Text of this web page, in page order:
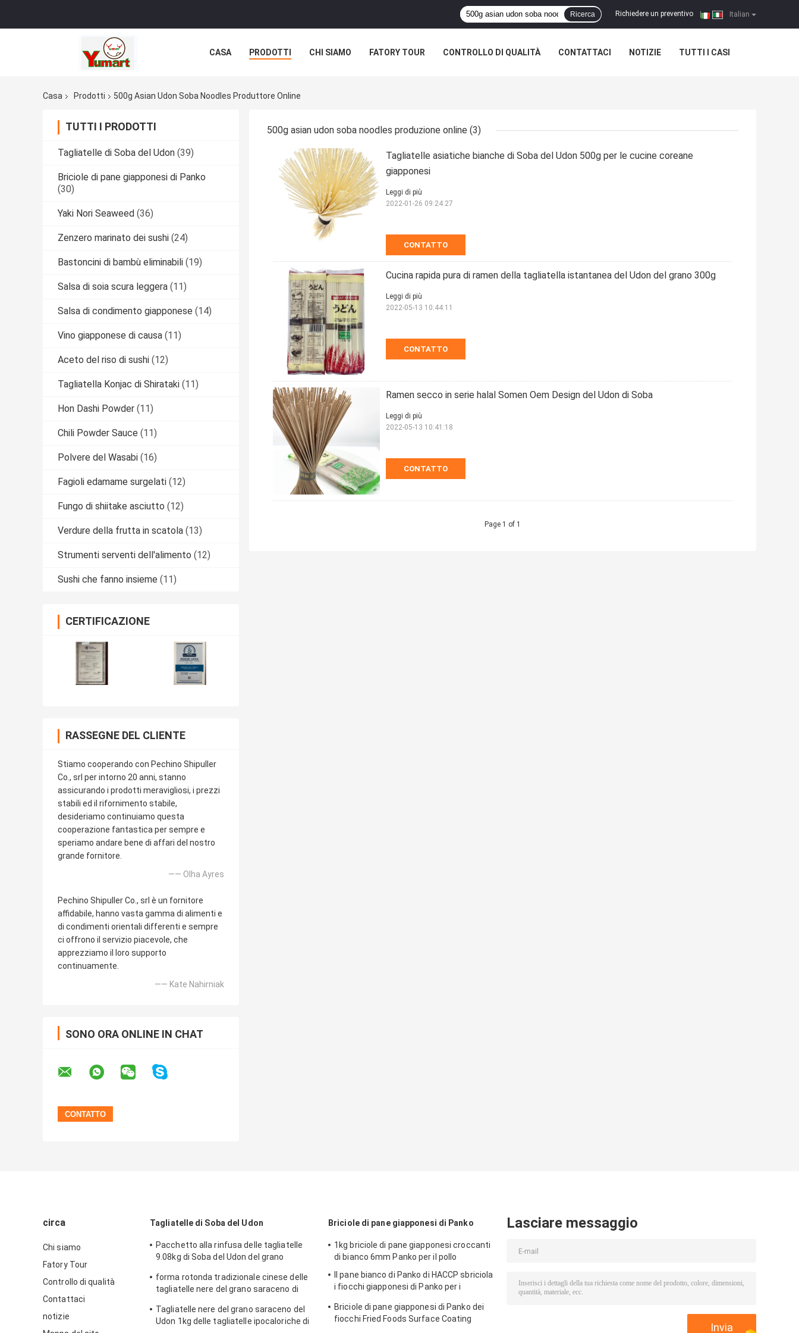
Italian
Richiedere un preventivo |
Ricerca
CASA PRODOTTI CHI SIAMO FATORY TOUR CONTROLLO DI QUALITÀ CONTATTACI NOTIZIE TUTTI I CASI
Casa Prodotti 500g Asian Udon Soba Noodles Produttore Online
TUTTI I PRODOTTI
Tagliatelle di Soba del Udon (39)
Briciole di pane giapponesi di Panko
(30)
Yaki Nori Seaweed (36)
Zenzero marinato dei sushi (24)
Bastoncini di bambù eliminabili (19)
Salsa di soia scura leggera (11)
Salsa di condimento giapponese (14)
Vino giapponese di causa (11)
Aceto del riso di sushi (12)
Tagliatella Konjac di Shirataki (11)
Hon Dashi Powder (11)
Chili Powder Sauce (11)
Polvere del Wasabi (16)
Fagioli edamame surgelati (12)
Fungo di shiitake asciutto (12)
Verdure della frutta in scatola (13)
Strumenti serventi dell'alimento (12)
Sushi che fanno insieme (11)
CERTIFICAZIONE
RASSEGNE DEL CLIENTE
Stiamo cooperando con Pechino Shipuller
Co., srl per intorno 20 anni, stanno
assicurando i prodotti meravigliosi, i prezzi
stabili ed il rifornimento stabile,
desideriamo continuiamo questa
cooperazione fantastica per sempre e
speriamo andare bene di affari del nostro
grande fornitore.
—— Olha Ayres
Pechino Shipuller Co., srl è un fornitore
affidabile, hanno vasta gamma di alimenti e
di condimenti orientali differenti e sempre
ci offrono il servizio piacevole, che
apprezziamo il loro supporto
continuamente.
—— Kate Nahirniak
SONO ORA ONLINE IN CHAT
500g asian udon soba noodles produzione online (3)
Tagliatelle asiatiche bianche di Soba del Udon 500g per le cucine coreane
giapponesi
CONTATTO
Leggi di più
2022-01-26 09:24:27
Cucina rapida pura di ramen della tagliatella istantanea del Udon del grano 300g
CONTATTO
Leggi di più
2022-05-13 10:44:11
Ramen secco in serie halal Somen Oem Design del Udon di Soba
CONTATTO
Leggi di più
2022-05-13 10:41:18
Page 1 of 1
circa
Chi siamo
Fatory Tour
Controllo di qualità
Contattaci
notizie
Tagliatelle di Soba del Udon
Pacchetto alla rinfusa delle tagliatelle
9.08kg di Soba del Udon del grano
forma rotonda tradizionale cinese delle
tagliatelle nere del grano saraceno di
Tagliatelle nere del grano saraceno del
Udon 1kg delle tagliatelle ipocaloriche di
Briciole di pane giapponesi di Panko
1kg briciole di pane giapponesi croccanti
di bianco 6mm Panko per il pollo
Il pane bianco di Panko di HACCP sbriciola
i fiocchi giapponesi di Panko per i
Briciole di pane giapponesi di Panko dei
fiocchi Fried Foods Surface Coating
Lasciare messaggio